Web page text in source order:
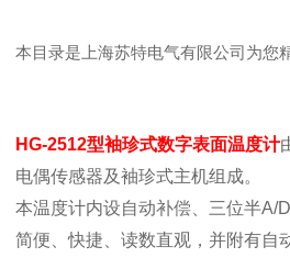
本目录是上海苏特电气有限公司为您
HG-2512型袖珍式数字表面温度计
电偶传感器及袖珍式主机组成。
本温度计内设自动补偿、三位半A/
简便、快捷、读数直观，并附有自